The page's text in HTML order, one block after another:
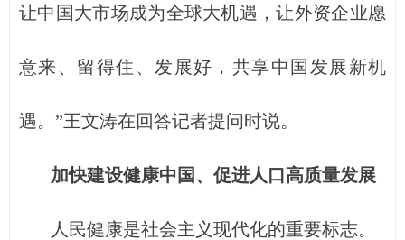
让中国大市场成为全球大机遇，让外资企业愿
意来、留得住、发展好，共享中国发展新机
遇。”王文涛在回答记者提问时说。
加快建设健康中国、促进人口高质量发展
人民健康是社会主义现代化的重要标志。